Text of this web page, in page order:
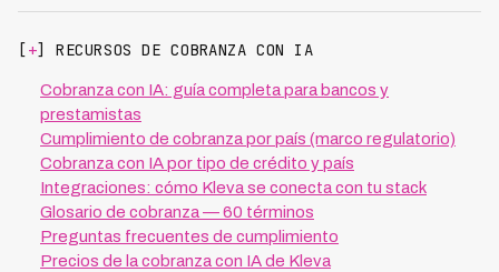
[+] RECURSOS DE COBRANZA CON IA
Cobranza con IA: guía completa para bancos y
prestamistas
Cumplimiento de cobranza por país (marco regulatorio)
Cobranza con IA por tipo de crédito y país
Integraciones: cómo Kleva se conecta con tu stack
Glosario de cobranza — 60 términos
Preguntas frecuentes de cumplimiento
Precios de la cobranza con IA de Kleva